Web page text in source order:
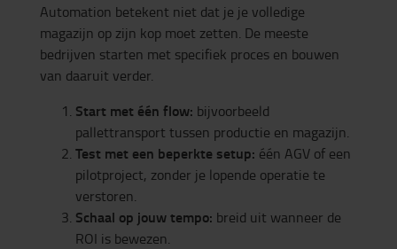
Automation betekent niet dat je je volledige
magazijn op zijn kop moet zetten. De meeste
bedrijven starten met specifiek proces en bouwen
van daaruit verder.
Start met één flow: bijvoorbeeld
pallettransport tussen productie en magazijn.
Test met een beperkte setup: één AGV of een
pilotproject, zonder je lopende operatie te
verstoren.
Schaal op jouw tempo: breid uit wanneer de
ROI is bewezen.